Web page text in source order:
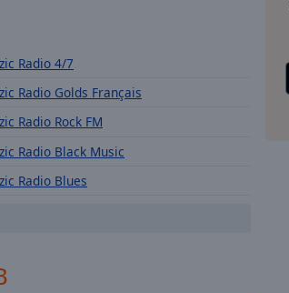
Radio 4/7
Radio Golds Français
Radio Rock FM
Radio Black Music
Radio Blues
Radio Africa